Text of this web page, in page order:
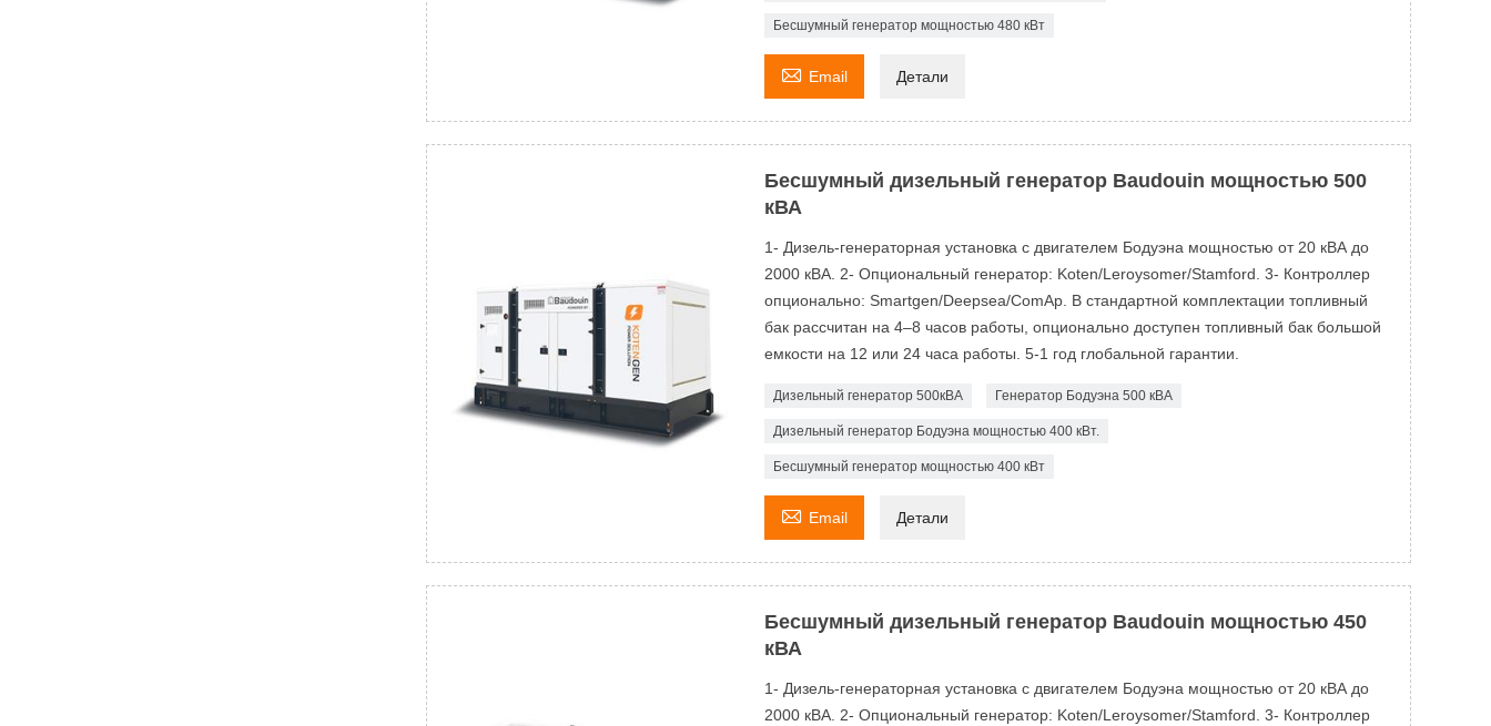
Бесшумный генератор мощностью 480 кВт
 Email Детали
Бесшумный дизельный генератор Baudouin мощностью 500
кВА
1- Дизель-генераторная установка с двигателем Бодуэна мощностью от 20 кВА до
2000 кВА. 2- Опциональный генератор: Koten/Leroysomer/Stamford. 3- Контроллер
опционально: Smartgen/Deepsea/ComAp. В стандартной комплектации топливный
бак рассчитан на 4–8 часов работы, опционально доступен топливный бак большой
емкости на 12 или 24 часа работы. 5-1 год глобальной гарантии.
Дизельный генератор 500кВА Генератор Бодуэна 500 кВА
Дизельный генератор Бодуэна мощностью 400 кВт.
Бесшумный генератор мощностью 400 кВт
 Email Детали
Бесшумный дизельный генератор Baudouin мощностью 450
кВА
1- Дизель-генераторная установка с двигателем Бодуэна мощностью от 20 кВА до
2000 кВА. 2- Опциональный генератор: Koten/Leroysomer/Stamford. 3- Контроллер